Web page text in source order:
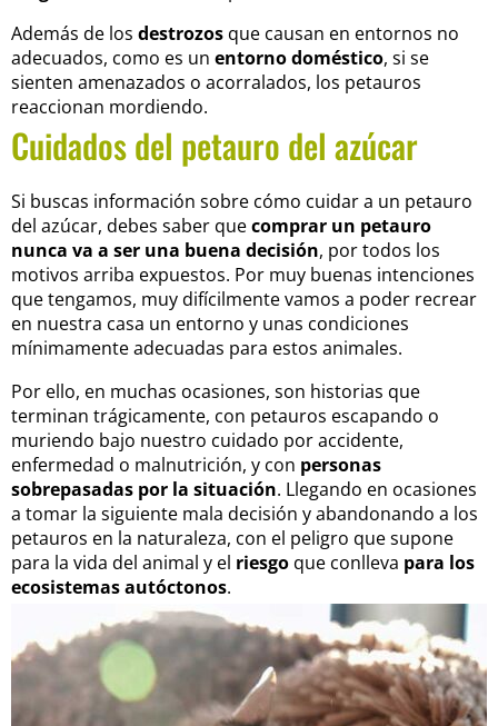
Además de los destrozos que causan en entornos no
adecuados, como es un entorno doméstico, si se
sienten amenazados o acorralados, los petauros
reaccionan mordiendo.
Cuidados del petauro del azúcar
Si buscas información sobre cómo cuidar a un petauro
del azúcar, debes saber quecomprar un petauro
nunca va a ser una buena decisión, por todos los
motivos arriba expuestos. Por muy buenas intenciones
que tengamos, muy difícilmente vamos a poder recrear
en nuestra casa un entorno y unas condiciones
mínimamente adecuadas para estos animales.
Por ello, en muchas ocasiones, son historias que
terminan trágicamente, con petauros escapando o
muriendo bajo nuestro cuidado por accidente,
enfermedad o malnutrición, y con personas
sobrepasadas por la situación. Llegando en ocasiones
a tomar la siguiente mala decisión y abandonando a los
petauros en la naturaleza, con el peligro que supone
para la vida del animal y el riesgo que conlleva para los
ecosistemas autóctonos.